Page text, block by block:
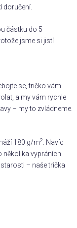
doručení.
částku do 5
jsme si jistí
se, tričko vám
a my vám rychle
– my to zvládneme.
180 g/m2
. Navíc
několika vypráních
– naše trička